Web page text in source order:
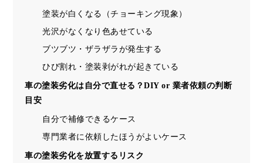
塗装が白くなる（チョーキング現象）
光沢がなくなり色あせている
ブツブツ・ザラザラが発生する
ひび割れ・塗装剥がれが起きている
車の塗装劣化は自分で直せる？DIY or 業者依頼の判断
目安
自分で補修できるケース
専門業者に依頼したほうがよいケース
車の塗装劣化を放置するリスク